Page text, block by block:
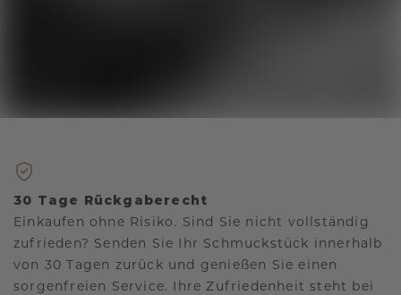
30 Tage Rückgaberecht
Einkaufen ohne Risiko. Sind Sie nicht vollständig
zufrieden? Senden Sie Ihr Schmuckstück innerhalb
von 30 Tagen zurück und genießen Sie einen
sorgenfreien Service. Ihre Zufriedenheit steht bei